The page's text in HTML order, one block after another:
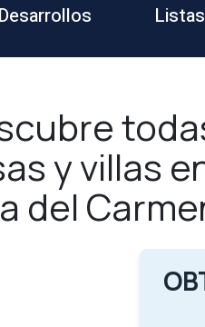
Desarrollos
y villas
del